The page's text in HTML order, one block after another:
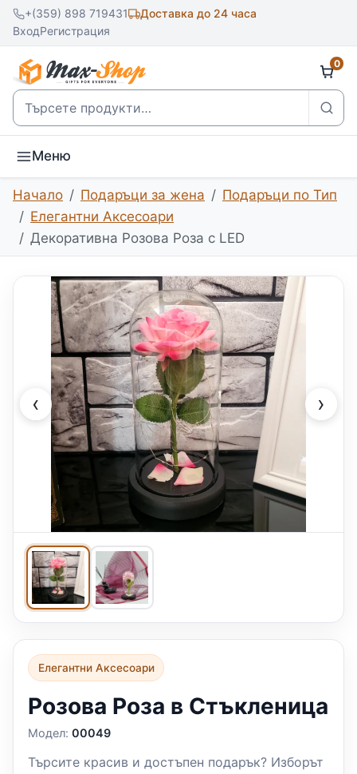
+(359) 898 719431
Доставка до 24 часа
ВходРегистрация
Търсене
0
Меню
Начало Подаръци за жена
Подаръци по Тип
Елегантни Аксесоари
Декоративна Розова Роза с LED
‹ ›
Елегантни Аксесоари
Розова Роза в Стъкленица
Модел:00049
Търсите красив и достъпен подарък? Изборът